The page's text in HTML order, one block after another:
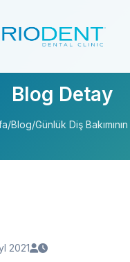
Blog Detay
/Blog/Günlük Diş
2021